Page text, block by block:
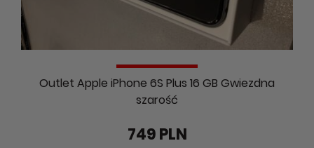
Outlet Apple iPhone 6S Plus 16 GB Gwiezdna
szarość
749 PLN